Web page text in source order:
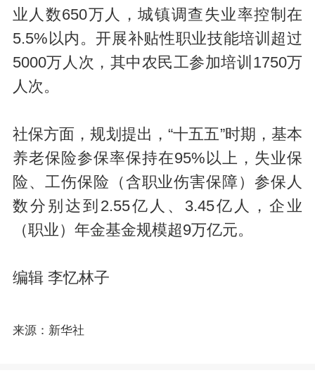
业人数650万人，城镇调查失业率控制在
5.5%以内。开展补贴性职业技能培训超过
5000万人次，其中农民工参加培训1750万
人次。
社保方面，规划提出，“十五五”时期，基本
养老保险参保率保持在95%以上，失业保
险、工伤保险（含职业伤害保障）参保人
数分别达到2.55亿人、3.45亿人，企业
（职业）年金基金规模超9万亿元。
编辑 李忆林子
来源：新华社